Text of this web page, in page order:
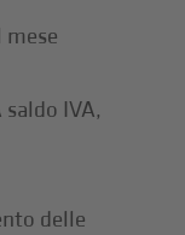
mese
IVA,
delle